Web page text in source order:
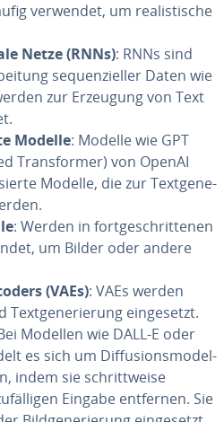
verwendet, um rea­lis­ti­sche
Netze (RNNs): RNNs sind
se­quen­zi­el­ler Daten wie
zur Erzeugung von Text
Modelle: Modelle wie GPT
Trans­for­mer) von OpenAI
Modelle, die zur Text­ge­ne­
: Werden in fort­ge­schrit­te­nen
um Bilder oder andere
(VAEs): VAEs werden
Text­ge­ne­rie­rung ein­ge­setzt.
Modellen wie DALL-E oder
es sich um Dif­fu­si­ons­mo­del­
indem sie schritt­wei­se
Eingabe entfernen. Sie